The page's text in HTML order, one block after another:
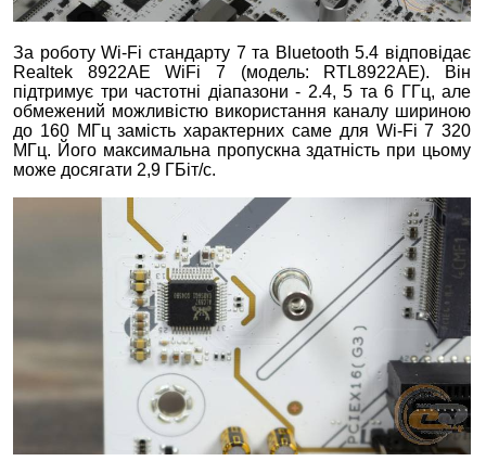
За роботу Wi-Fi стандарту 7 та Bluetooth 5.4 відповідає
Realtek 8922AE WiFi 7 (модель: RTL8922AE). Він
підтримує три частотні діапазони - 2.4, 5 та 6 ГГц, але
обмежений можливістю використання каналу шириною
до 160 МГц замість характерних саме для Wi-Fi 7 320
МГц. Його максимальна пропускна здатність при цьому
може досягати 2,9 ГБіт/с.